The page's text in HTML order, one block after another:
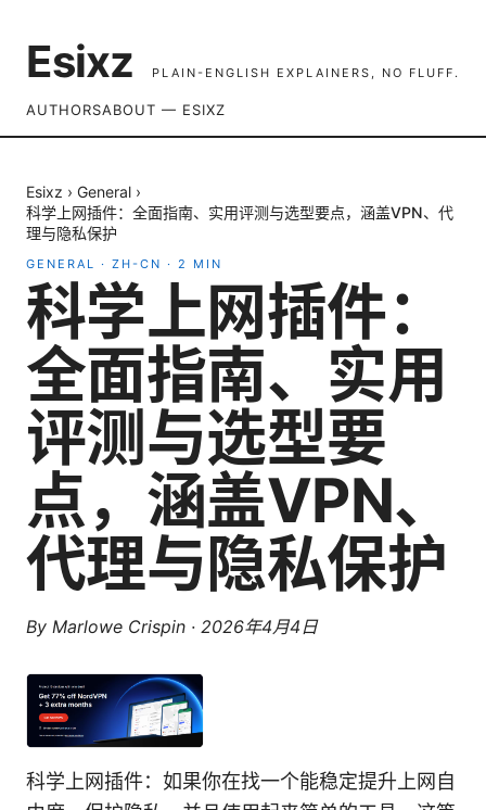
Esixz PLAIN-ENGLISH EXPLAINERS, NO FLUFF.
AUTHORSABOUT — ESIXZ
Esixz › General ›
科学上网插件：全面指南、实用评测与选型要点，涵盖VPN、代
理与隐私保护
GENERAL · ZH-CN · 2 MIN
科学上网插件：
全面指南、实用
评测与选型要
点，涵盖VPN、
代理与隐私保护
By Marlowe Crispin · 2026年4月4日
科学上网插件：如果你在找一个能稳定提升上网自